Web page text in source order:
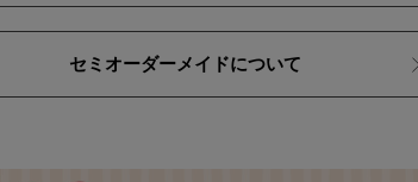
セミオーダーメイドについて